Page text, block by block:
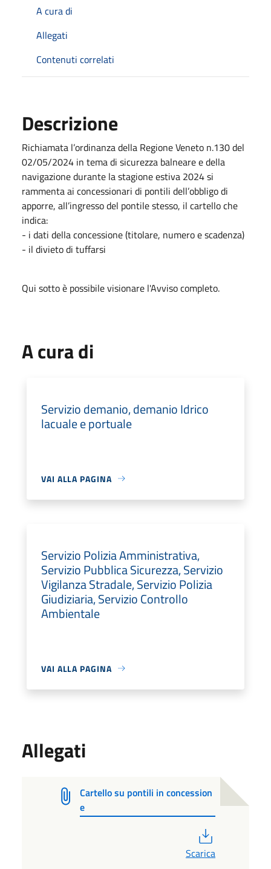
A cura di
Allegati
Contenuti correlati
Descrizione
Richiamata l’ordinanza della Regione Veneto n.130 del
02/05/2024 in tema di sicurezza balneare e della
navigazione durante la stagione estiva 2024 si
rammenta ai concessionari di pontili dell’obbligo di
apporre, all’ingresso del pontile stesso, il cartello che
indica:
- i dati della concessione (titolare, numero e scadenza)
- il divieto di tuffarsi
Qui sotto è possibile visionare l'Avviso completo.
A cura di
Servizio demanio, demanio Idrico
lacuale e portuale
VAI ALLA PAGINA
Servizio Polizia Amministrativa,
Servizio Pubblica Sicurezza, Servizio
Vigilanza Stradale, Servizio Polizia
Giudiziaria, Servizio Controllo
Ambientale
VAI ALLA PAGINA
Allegati
Cartello su pontili in concession
e
Scarica